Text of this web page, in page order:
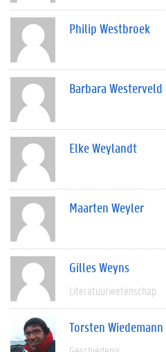
Philip Westbroek
Barbara Westerveld
Elke Weylandt
Maarten Weyler
Gilles Weyns
Literatuurwetenschap
Torsten Wiedemann